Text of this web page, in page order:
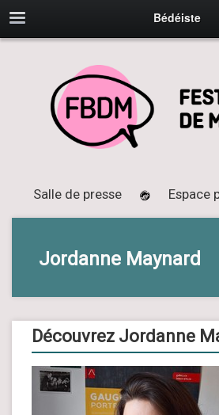
Bédéiste
Salle de presse Espace
Jordanne Maynard
Découvrez Jordanne